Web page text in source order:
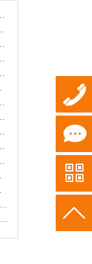
8939-
255
用申请